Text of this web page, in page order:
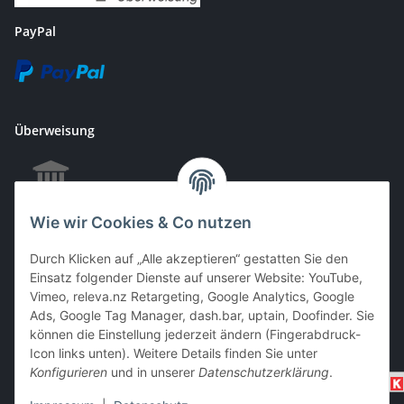
Wie wir Cookies & Co nutzen
Durch Klicken auf „Alle akzeptieren“ gestatten Sie den
Einsatz folgender Dienste auf unserer Website: YouTube,
Vimeo, releva.nz Retargeting, Google Analytics, Google
Ads, Google Tag Manager, dash.bar, uptain, Doofinder. Sie
können die Einstellung jederzeit ändern (Fingerabdruck-
Icon links unten). Weitere Details finden Sie unter
Konfigurieren und in unserer Datenschutzerklärung.
PayPal
Überweisung
EC & Kreditkartenzahlung bei Abholung
Barzahlung bei Abholung